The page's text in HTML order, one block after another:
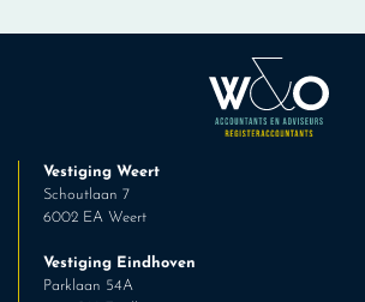
Vestiging Weert
Schoutlaan 7
6002 EA Weert
Vestiging Eindhoven
Parklaan 54A